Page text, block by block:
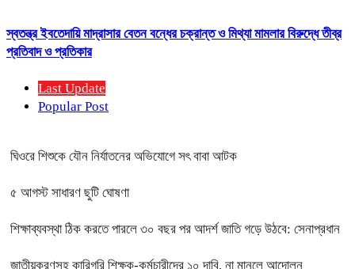
স্বতন্ত্র ইবতেদায়ি মাদ্রাসার বেতন বন্ধের চক্রান্ত ও মিথ্যা মামলার বিরুদ্ধে তীব্র
প্রতিবাদ ও প্রতিকার
Last Update
Popular Post
ঘিওরে শিশুকে যৌন নির্যাতনের অভিযোগে সৎ বাবা আটক
৫ আগস্ট সাধারণ ছুটি ঘোষণা
শিক্ষাব্যবস্থা ঠিক করতে পারলে ৩০ বছর পর আদর্শ জাতি গড়ে উঠবে: সেনাপ্রধান
জাতীয়করণসহ কারিগরি শিক্ষক-কর্মচারীদের ১০ দাবি, না মানলে আন্দোলন